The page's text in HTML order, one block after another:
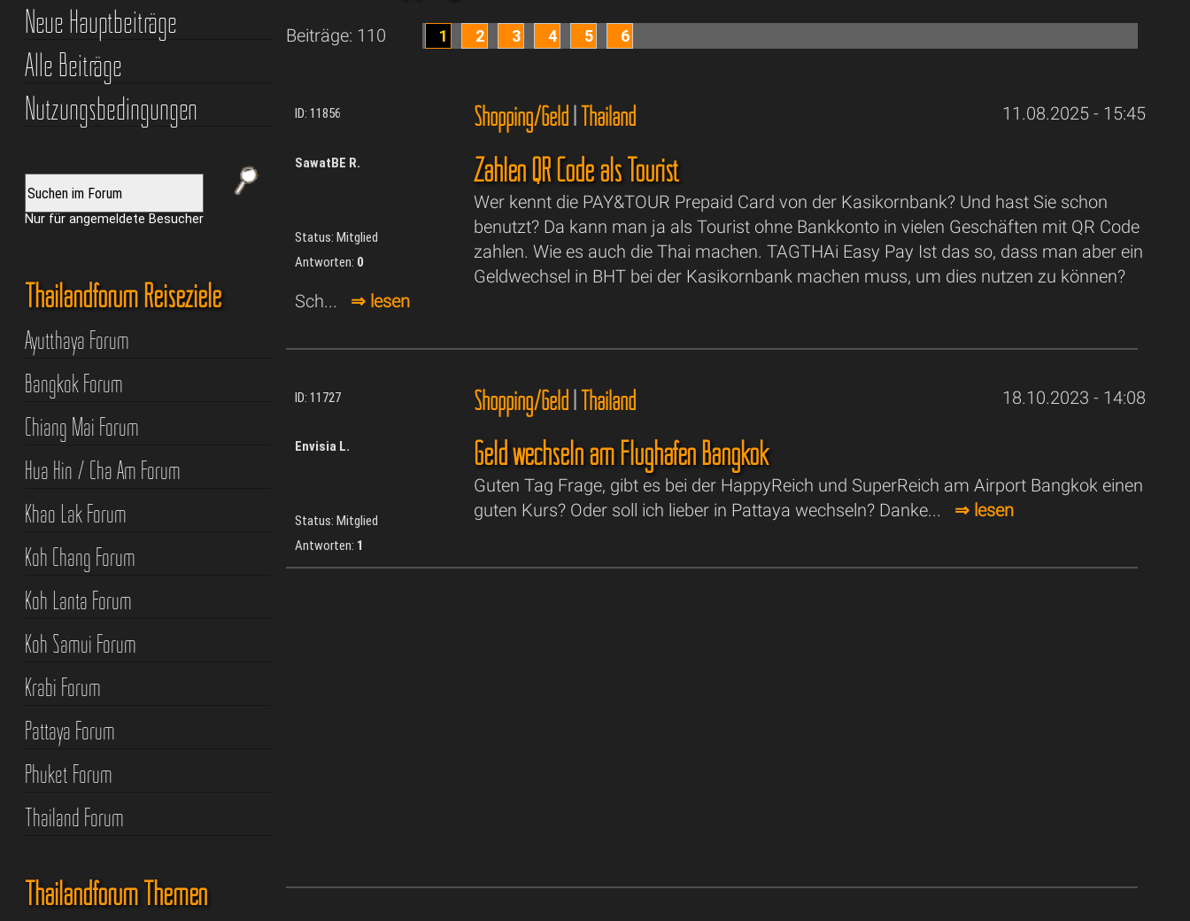
Beiträge: 110 1 2 3 4 5 6
ID: 11856 Shopping/Geld|Thailand 11.08.2025 - 15:45
SawatBE R.
Status: Mitglied
Antworten: 0
Zahlen QR Code als Tourist
Wer kennt die PAY&TOUR Prepaid Card von der Kasikornbank? Und hast Sie schon
benutzt? Da kann man ja als Tourist ohne Bankkonto in vielen Geschäften mit QR Code
zahlen. Wie es auch die Thai machen. TAGTHAi Easy Pay Ist das so, dass man aber ein
Geldwechsel in BHT bei der Kasikornbank machen muss, um dies nutzen zu können?
Sch... ⇒ lesen
ID: 11727 Shopping/Geld|Thailand 18.10.2023 - 14:08
Envisia L.
Status: Mitglied
Antworten: 1
Geld wechseln am Flughafen Bangkok
Guten Tag Frage, gibt es bei der HappyReich und SuperReich am Airport Bangkok einen
guten Kurs? Oder soll ich lieber in Pattaya wechseln? Danke... ⇒ lesen
Neue Hauptbeiträge
Alle Beiträge
Nutzungsbedingungen
Nur für angemeldete Besucher
Thailandforum Reiseziele
Ayutthaya Forum
Bangkok Forum
Chiang Mai Forum
Hua Hin / Cha Am Forum
Khao Lak Forum
Koh Chang Forum
Koh Lanta Forum
Koh Samui Forum
Krabi Forum
Pattaya Forum
Phuket Forum
Thailand Forum
Thailandforum Themen